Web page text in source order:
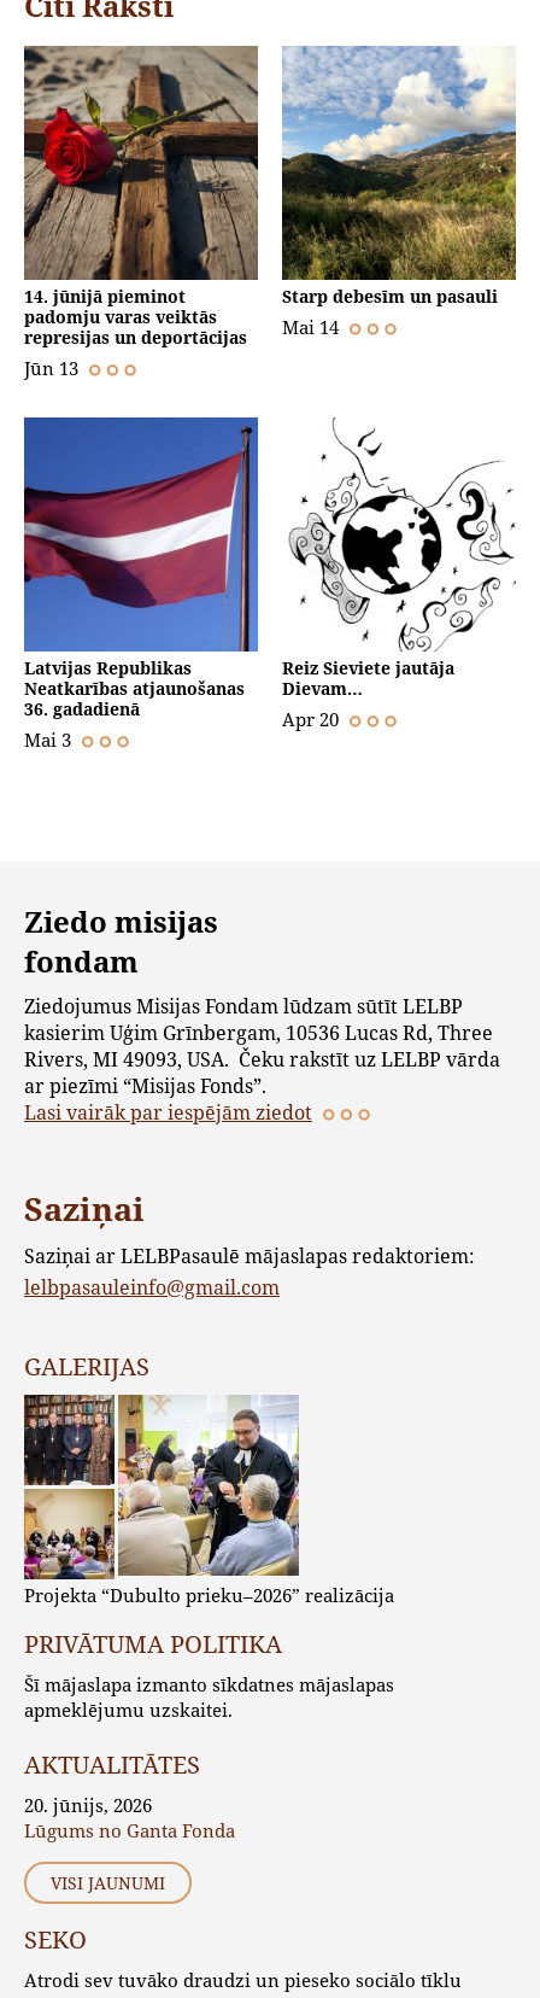
14. jūnijā pieminot
padomju varas veiktās
represijas un deportācijas
Jūn 13
Starp debesīm un pasauli
Mai 14
Latvijas Republikas
Neatkarības atjaunošanas
36. gadadienā
Mai 3
Reiz Sieviete jautāja
Dievam…
Apr 20
Ziedo misijas
fondam
Ziedojumus Misijas Fondam lūdzam sūtīt LELBP
kasierim Uģim Grīnbergam, 10536 Lucas Rd, Three
Rivers, MI 49093, USA. Čeku rakstīt uz LELBP vārda
ar piezīmi “Misijas Fonds”.
Lasi vairāk par iespējām ziedot
Saziņai
Saziņai ar LELBPasaulē mājaslapas redaktoriem:
lelbpasauleinfo@gmail.com
GALERIJAS
Projekta “Dubulto prieku–2026” realizācija
PRIVĀTUMA POLITIKA
Šī mājaslapa izmanto sīkdatnes mājaslapas
apmeklējumu uzskaitei.
AKTUALITĀTES
20. jūnijs, 2026
Lūgums no Ganta Fonda
VISI JAUNUMI
SEKO
Atrodi sev tuvāko draudzi un pieseko sociālo tīklu